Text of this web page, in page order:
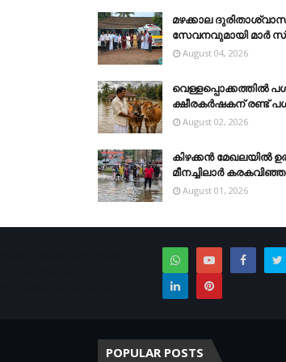
മഴക്കാല
സേവനവുമായി മാർ
August 04, 2026
വെള്ളപ്പൊക്കത്തില്‍
ക്ഷീരകര്‍ഷകന് രണ്ട്
August 02, 2026
കിഴക്കന്‍ മേഖലയില്‍
മീനച്ചിലാര്‍
August 01, 2026
POPULAR POSTS